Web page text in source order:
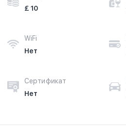
£ 10
WiFi
Нет
Сертификат
Нет